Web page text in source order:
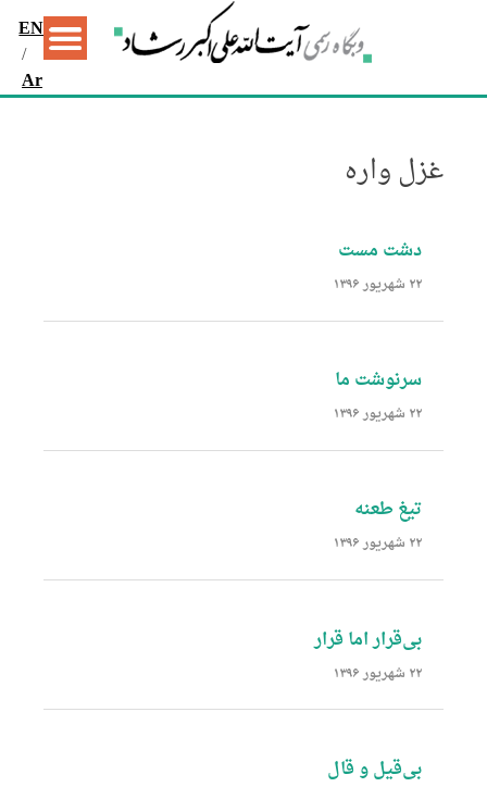
EN
/
Ar
غزل واره
دشت مست
۲۲ شهریور ۱۳۹۶
سرنوشت ما
۲۲ شهریور ۱۳۹۶
تیغ طعنه
۲۲ شهریور ۱۳۹۶
بی‌قرار اما قرار
۲۲ شهریور ۱۳۹۶
بی‌قیل و قال